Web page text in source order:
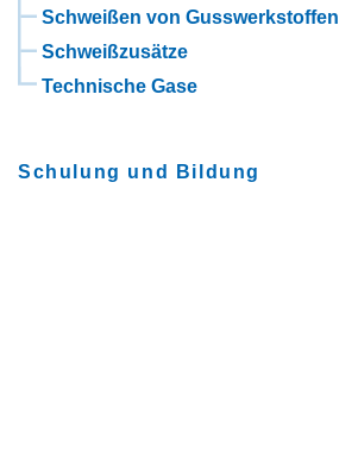
Schweißen von Gusswerkstoffen
Schweißzusätze
Technische Gase
Schulung und Bildung